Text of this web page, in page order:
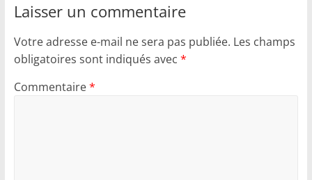
Laisser un commentaire
Votre adresse e-mail ne sera pas publiée. Les champs
obligatoires sont indiqués avec *
Commentaire*